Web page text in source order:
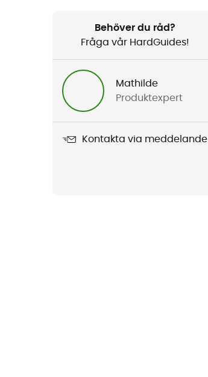
Behöver du råd?
Fråga vår HardGuides!
Mathilde
Produktexpert
Kontakta via meddelande